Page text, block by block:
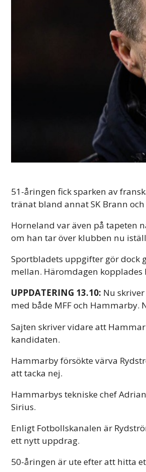
51-åringen fick sparken av
tränat bland annat SK Brann och
Horneland var även på tapeten
om han tar över klubben nu
Sportbladets uppgifter gör dock
mellan. Häromdagen kopplades
UPPDATERING 13.10: Nu skriver
med både MFF och
Sajten skriver vidare att
kandidaten.
Hammarby försökte värva
att tacka nej.
Hammarbys tekniske chef
Sirius.
Enligt Fotbollskanalen är
ett nytt uppdrag.
50-åringen är ute efter att hitta